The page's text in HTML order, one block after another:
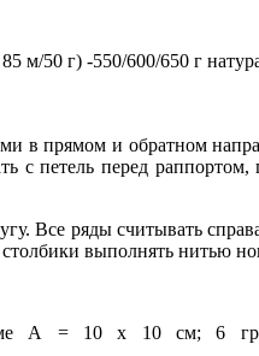
м/50 г) -550/600/650 г
в прямом и обратном
с петель перед
Все ряды считывать
выполнять нитью
А = 10 х 10 см; 6